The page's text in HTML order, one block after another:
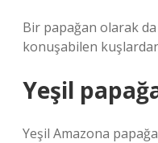
Bir papağan olarak da
konuşabilen
Yeşil
Yeşil Amazona